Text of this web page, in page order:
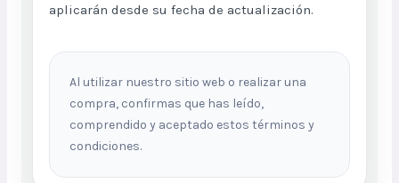
aplicarán desde su fecha de actualización.
Al utilizar nuestro sitio web o realizar una
compra, confirmas que has leído,
comprendido y aceptado estos términos y
condiciones.